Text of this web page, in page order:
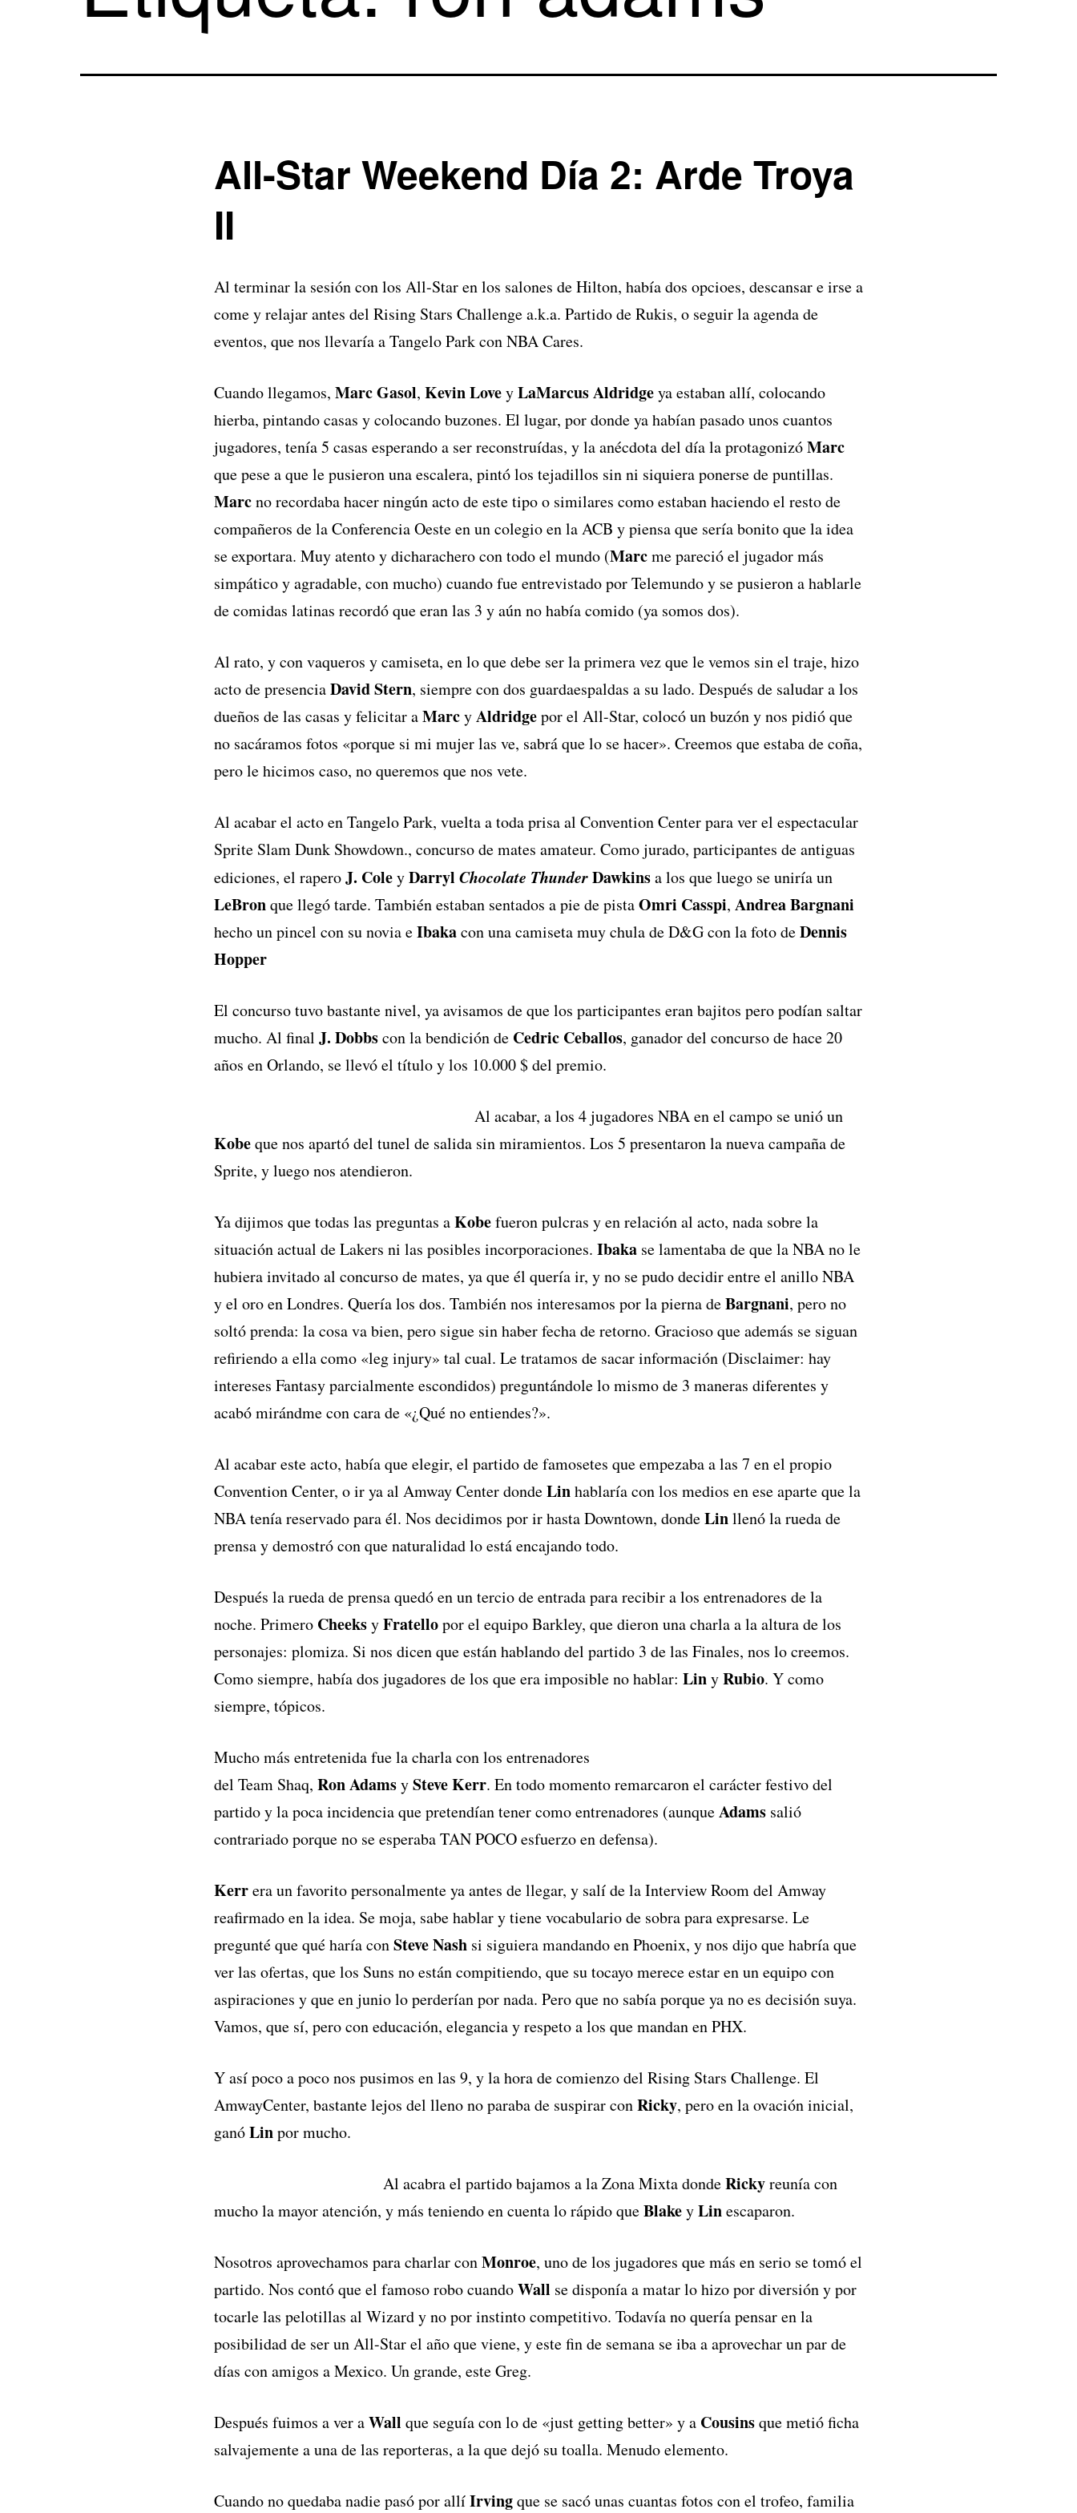
All-Star Weekend Día 2: Arde Troya
II
Al terminar la sesión con los All-Star en los salones de Hilton, había dos opcioes, descansar e irse a
come y relajar antes del Rising Stars Challenge a.k.a. Partido de Rukis, o seguir la agenda de
eventos, que nos llevaría a Tangelo Park con NBA Cares.
Cuando llegamos, Marc Gasol, Kevin LoveyLaMarcus Aldridgeya estaban allí, colocando
hierba, pintando casas y colocando buzones. El lugar, por donde ya habían pasado unos cuantos
jugadores, tenía 5 casas esperando a ser reconstruídas, y la anécdota del día la protagonizóMarc
que pese a que le pusieron una escalera, pintó los tejadillos sin ni siquiera ponerse de puntillas.
Marcno recordaba hacer ningún acto de este tipo o similares como estaban haciendo el resto de
compañeros de la Conferencia Oeste en un colegio en la ACB y piensa que sería bonito que la idea
se exportara. Muy atento y dicharachero con todo el mundo (Marcme pareció el jugador más
simpático y agradable, con mucho) cuando fue entrevistado por Telemundo y se pusieron a hablarle
de comidas latinas recordó que eran las 3 y aún no había comido (ya somos dos).
Al rato, y con vaqueros y camiseta, en lo que debe ser la primera vez que le vemos sin el traje, hizo
acto de presenciaDavid Stern, siempre con dos guardaespaldas a su lado. Después de saludar a los
dueños de las casas y felicitar aMarcyAldridgepor el All-Star, colocó un buzón y nos pidió que
no sacáramos fotos «porque si mi mujer las ve, sabrá que lo se hacer». Creemos que estaba de coña,
pero le hicimos caso, no queremos que nos vete.
Al acabar el acto en Tangelo Park, vuelta a toda prisa al Convention Center para ver el espectacular
Sprite Slam Dunk Showdown., concurso de mates amateur. Como jurado, participantes de antiguas
ediciones, el raperoJ. ColeyDarryl Chocolate ThunderDawkinsa los que luego se uniría un
LeBronque llegó tarde. También estaban sentados a pie de pistaOmri Casspi, Andrea Bargnani
hecho un pincel con su novia eIbakacon una camiseta muy chula de D&G con la foto deDennis
Hopper
El concurso tuvo bastante nivel, ya avisamos de que los participantes eran bajitos pero podían saltar
mucho. Al final J. Dobbscon la bendición de Cedric Ceballos, ganador del concurso de hace 20
años en Orlando, se llevó el título y los 10.000 $ del premio.
Al acabar, a los 4 jugadores NBA en el campo se unió un
Kobeque nos apartó del tunel de salida sin miramientos. Los 5 presentaron la nueva campaña de
Sprite, y luego nos atendieron.
Ya dijimos que todas las preguntas aKobefueron pulcras y en relación al acto, nada sobre la
situación actual de Lakers ni las posibles incorporaciones. Ibaka se lamentaba de que la NBA no le
hubiera invitado al concurso de mates, ya que él quería ir, y no se pudo decidir entre el anillo NBA
y el oro en Londres. Quería los dos. También nos interesamos por la pierna deBargnani, pero no
soltó prenda: la cosa va bien, pero sigue sin haber fecha de retorno. Gracioso que además se siguan
refiriendo a ella como «leg injury» tal cual. Le tratamos de sacar información (Disclaimer: hay
intereses Fantasy parcialmente escondidos) preguntándole lo mismo de 3 maneras diferentes y
acabó mirándme con cara de «¿Qué no entiendes?».
Al acabar este acto, había que elegir, el partido de famosetes que empezaba a las 7 en el propio
Convention Center, o ir ya al Amway Center dondeLinhablaría con los medios en ese aparte que la
NBA tenía reservado para él. Nos decidimos por ir hasta Downtown, dondeLinllenó la rueda de
prensa y demostró con que naturalidad lo está encajando todo.
Después la rueda de prensa quedó en un tercio de entrada para recibir a los entrenadores de la
noche. Primero CheeksyFratellopor el equipo Barkley, que dieron una charla a la altura de los
personajes: plomiza. Si nos dicen que están hablando del partido 3 de las Finales, nos lo creemos.
Como siempre, había dos jugadores de los que era imposible no hablar: LinyRubio. Y como
siempre, tópicos.
Mucho más entretenida fue la charla con los entrenadores
del Team Shaq, Ron AdamsySteve Kerr. En todo momento remarcaron el carácter festivo del
partido y la poca incidencia que pretendían tener como entrenadores (aunqueAdams salió
contrariado porque no se esperaba TAN POCO esfuerzo en defensa).
Kerrera un favorito personalmente ya antes de llegar, y salí de la Interview Room del Amway
reafirmado en la idea. Se moja, sabe hablar y tiene vocabulario de sobra para expresarse. Le
pregunté que qué haría conSteve Nash si siguiera mandando en Phoenix, y nos dijo que habría que
ver las ofertas, que los Suns no están compitiendo, que su tocayo merece estar en un equipo con
aspiraciones y que en junio lo perderían por nada. Pero que no sabía porque ya no es decisión suya.
Vamos, que sí, pero con educación, elegancia y respeto a los que mandan en PHX.
Y así poco a poco nos pusimos en las 9, y la hora de comienzo del Rising Stars Challenge. El
AmwayCenter, bastante lejos del lleno no paraba de suspirar conRicky, pero en la ovación inicial,
ganóLinpor mucho.
Al acabra el partido bajamos a la Zona Mixta dondeRickyreunía con
mucho la mayor atención, y más teniendo en cuenta lo rápido queBlakeyLinescaparon.
Nosotros aprovechamos para charlar conMonroe, uno de los jugadores que más en serio se tomó el
partido. Nos contó que el famoso robo cuandoWall se disponía a matar lo hizo por diversión y por
tocarle las pelotillas al Wizard y no por instinto competitivo. Todavía no quería pensar en la
posibilidad de ser un All-Star el año que viene, y este fin de semana se iba a aprovechar un par de
días con amigos a Mexico. Un grande, este Greg.
Después fuimos a ver aWall que seguía con lo de «just getting better» y a Cousinsque metió ficha
salvajemente a una de las reporteras, a la que dejó su toalla. Menudo elemento.
Cuando no quedaba nadie pasó por allíIrvingque se sacó unas cuantas fotos con el trofeo, familia